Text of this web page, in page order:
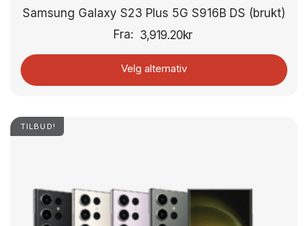
Samsung Galaxy S23 Plus 5G S916B DS (brukt)
Fra: 3,919.20kr
Velg alternativ
TILBUD!